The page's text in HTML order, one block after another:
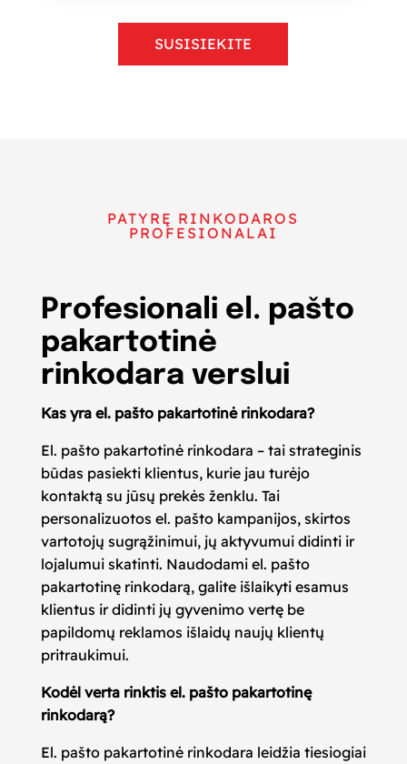
SUSISIEKITE
PATYRĘ RINKODAROS
PROFESIONALAI
Profesionali el. pašto
pakartotinė
rinkodara verslui
Kas yra el. pašto pakartotinė rinkodara?
El. pašto pakartotinė rinkodara – tai strateginis
būdas pasiekti klientus, kurie jau turėjo
kontaktą su jūsų prekės ženklu. Tai
personalizuotos el. pašto kampanijos, skirtos
vartotojų sugrąžinimui, jų aktyvumui didinti ir
lojalumui skatinti. Naudodami el. pašto
pakartotinę rinkodarą, galite išlaikyti esamus
klientus ir didinti jų gyvenimo vertę be
papildomų reklamos išlaidų naujų klientų
pritraukimui.
Kodėl verta rinktis el. pašto pakartotinę
rinkodarą?
El. pašto pakartotinė rinkodara leidžia tiesiogiai